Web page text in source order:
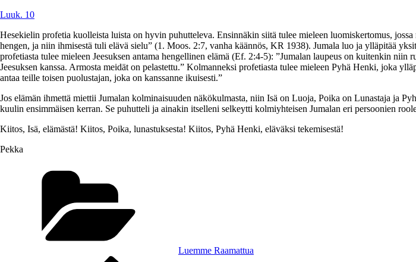
Luuk. 10
Hesekielin profetia kuolleista luista on hyvin puhutteleva. Ensinnäkin siitä tulee mieleen luomiskertomus,
hengen, ja niin ihmisestä tuli elävä sielu” (1. Moos. 2:7, vanha käännös, KR 1938). Jumala luo ja ylläpitää
profetiasta tulee mieleen Jeesuksen antama hengellinen elämä (Ef. 2:4-5): ”Jumalan laupeus on kuitenkin
Jeesuksen kanssa. Armosta meidät on pelastettu.” Kolmanneksi profetiasta tulee mieleen Pyhä Henki, joka
antaa teille toisen puolustajan, joka on kanssanne ikuisesti.”
Jos elämän ihmettä miettii Jumalan kolminaisuuden näkökulmasta, niin Isä on Luoja, Poika on Lunastaja ja
kuulin ensimmäisen kerran. Se puhutteli ja ainakin itselleni selkeytti kolmiyhteisen Jumalan eri persoonien
Kiitos, Isä, elämästä! Kiitos, Poika, lunastuksesta! Kiitos, Pyhä Henki, eläväksi tekemisestä!
Pekka
Luemme Raamattua